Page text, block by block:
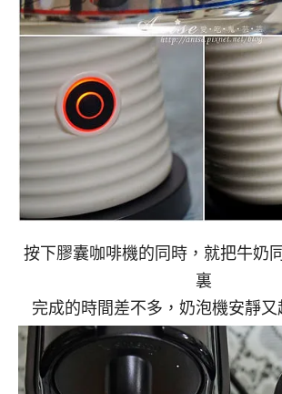
按下膠囊咖啡機的同時，就把牛奶
裏
完成的時間差不多，奶泡機安靜又